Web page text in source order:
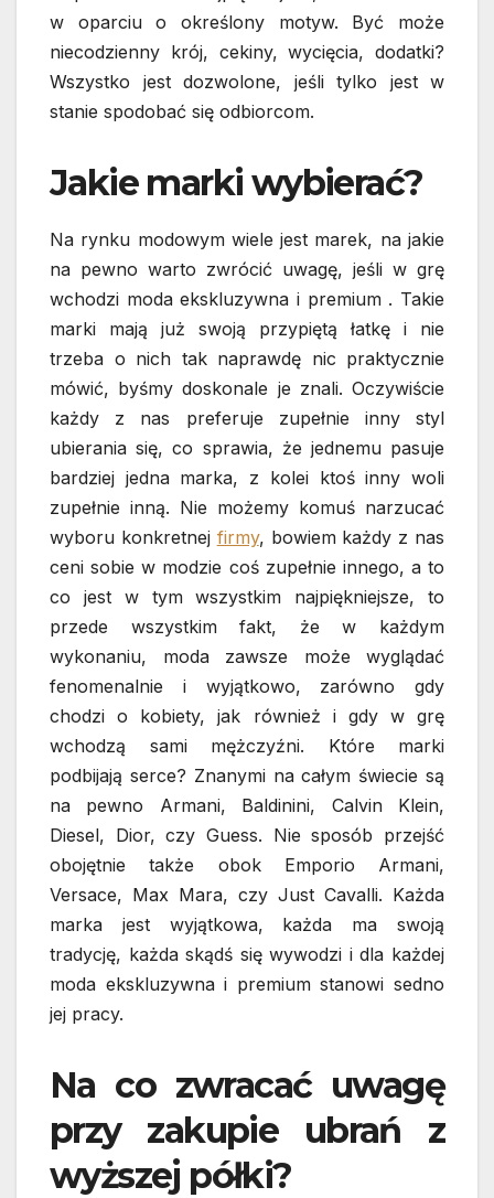
w oparciu o określony motyw. Być może
niecodzienny krój, cekiny, wycięcia, dodatki?
Wszystko jest dozwolone, jeśli tylko jest w
stanie spodobać się odbiorcom.
Jakie marki wybierać?
Na rynku modowym wiele jest marek, na jakie
na pewno warto zwrócić uwagę, jeśli w grę
wchodzi moda ekskluzywna i premium . Takie
marki mają już swoją przypiętą łatkę i nie
trzeba o nich tak naprawdę nic praktycznie
mówić, byśmy doskonale je znali. Oczywiście
każdy z nas preferuje zupełnie inny styl
ubierania się, co sprawia, że jednemu pasuje
bardziej jedna marka, z kolei ktoś inny woli
zupełnie inną. Nie możemy komuś narzucać
wyboru konkretnej firmy, bowiem każdy z nas
ceni sobie w modzie coś zupełnie innego, a to
co jest w tym wszystkim najpiękniejsze, to
przede wszystkim fakt, że w każdym
wykonaniu, moda zawsze może wyglądać
fenomenalnie i wyjątkowo, zarówno gdy
chodzi o kobiety, jak również i gdy w grę
wchodzą sami mężczyźni. Które marki
podbijają serce? Znanymi na całym świecie są
na pewno Armani, Baldinini, Calvin Klein,
Diesel, Dior, czy Guess. Nie sposób przejść
obojętnie także obok Emporio Armani,
Versace, Max Mara, czy Just Cavalli. Każda
marka jest wyjątkowa, każda ma swoją
tradycję, każda skądś się wywodzi i dla każdej
moda ekskluzywna i premium stanowi sedno
jej pracy.
Na co zwracać uwagę
przy zakupie ubrań z
wyższej półki?